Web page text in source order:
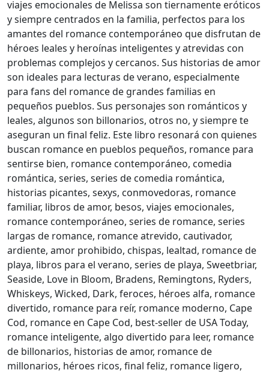
viajes emocionales de Melissa son tiernamente eróticos
y siempre centrados en la familia, perfectos para los
amantes del romance contemporáneo que disfrutan de
héroes leales y heroínas inteligentes y atrevidas con
problemas complejos y cercanos. Sus historias de amor
son ideales para lecturas de verano, especialmente
para fans del romance de grandes familias en
pequeños pueblos. Sus personajes son románticos y
leales, algunos son billonarios, otros no, y siempre te
aseguran un final feliz. Este libro resonará con quienes
buscan romance en pueblos pequeños, romance para
sentirse bien, romance contemporáneo, comedia
romántica, series, series de comedia romántica,
historias picantes, sexys, conmovedoras, romance
familiar, libros de amor, besos, viajes emocionales,
romance contemporáneo, series de romance, series
largas de romance, romance atrevido, cautivador,
ardiente, amor prohibido, chispas, lealtad, romance de
playa, libros para el verano, series de playa, Sweetbriar,
Seaside, Love in Bloom, Bradens, Remingtons, Ryders,
Whiskeys, Wicked, Dark, feroces, héroes alfa, romance
divertido, romance para reír, romance moderno, Cape
Cod, romance en Cape Cod, best-seller de USA Today,
romance inteligente, algo divertido para leer, romance
de billonarios, historias de amor, romance de
millonarios, héroes ricos, final feliz, romance ligero,